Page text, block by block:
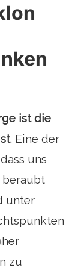
ist die
. Eine der
uns
beraubt
unter
zu